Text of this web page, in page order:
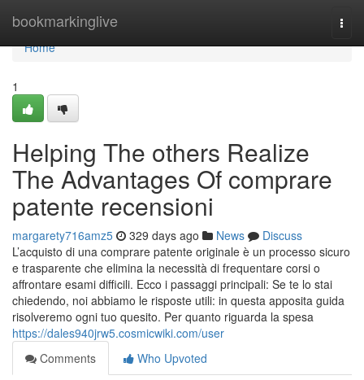
bookmarkinglive
Home
Home
1
Helping The others Realize
The Advantages Of comprare
patente recensioni
margarety716amz5 329 days ago News
Discuss
L’acquisto di una comprare patente originale è un processo sicuro
e trasparente che elimina la necessità di frequentare corsi o
affrontare esami difficili. Ecco i passaggi principali: Se te lo stai
chiedendo, noi abbiamo le risposte utili: in questa apposita guida
risolveremo ogni tuo quesito. Per quanto riguarda la spesa
https://dales940jrw5.cosmicwiki.com/user
Comments
Who Upvoted